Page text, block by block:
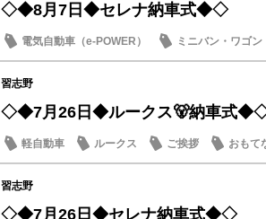
◇◆8月7日◆セレナ納車式◆◇
電気自動車（e-POWER）
ミニバン・ワゴン
納車式
習志野
◇◆7月26日◆ルークス🐻納車式
軽自動車 ルークス ご挨拶 おもて
習志野
◇◆7月26日◆セレナ納車式◆◇